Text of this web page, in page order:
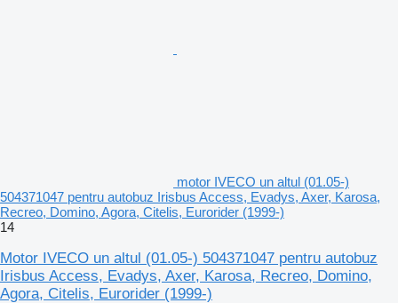
motor IVECO un altul (01.05-)
504371047 pentru autobuz Irisbus Access, Evadys, Axer, Karosa,
Recreo, Domino, Agora, Citelis, Eurorider (1999-)
14
Motor IVECO un altul (01.05-) 504371047 pentru autobuz
Irisbus Access, Evadys, Axer, Karosa, Recreo, Domino,
Agora, Citelis, Eurorider (1999-)